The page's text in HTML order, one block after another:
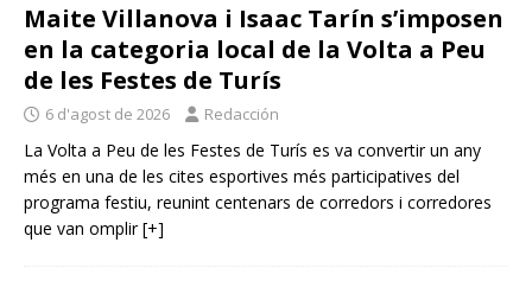
Maite Villanova i Isaac Tarín s’imposen
en la categoria local de la Volta a Peu
de les Festes de Turís
6 d'agost de 2026 Redacción
La Volta a Peu de les Festes de Turís es va convertir un any
més en una de les cites esportives més participatives del
programa festiu, reunint centenars de corredors i corredores
que van omplir[+]